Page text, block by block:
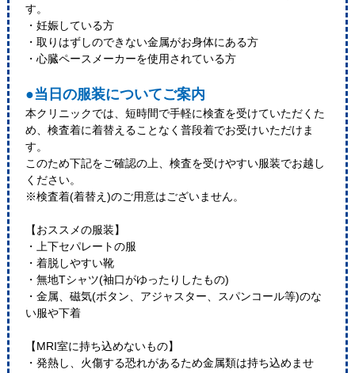
す。
・妊娠している方
・取りはずしのできない金属がお身体にある方
・心臓ペースメーカーを使用されている方
●当日の服装についてご案内
本クリニックでは、短時間で手軽に検査を受けていただくた
め、検査着に着替えることなく普段着でお受けいただけま
す。
このため下記をご確認の上、検査を受けやすい服装でお越し
ください。
※検査着(着替え)のご用意はございません。
【おススメの服装】
・上下セパレートの服
・着脱しやすい靴
・無地Tシャツ(袖口がゆったりしたもの)
・金属、磁気(ボタン、アジャスター、スパンコール等)のな
い服や下着
【MRI室に持ち込めないもの】
・発熱し、火傷する恐れがあるため金属類は持ち込めませ